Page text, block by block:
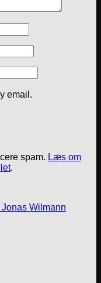
email.
spam. Læs om
.
Wilmann